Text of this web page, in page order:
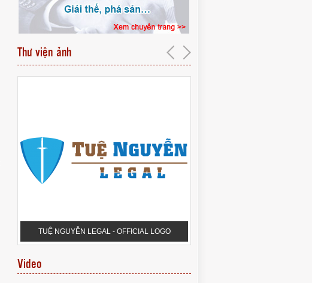
Thư viện ảnh
TUỆ NGUYỄN LEGAL - OFFICIAL LOGO
Video